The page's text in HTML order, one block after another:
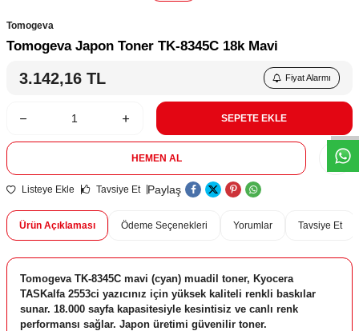
W
h
t
s
a
p
p
D
e
s
e
H
a
t
t
Tomogeva
Tomogeva Japon Toner TK-8345C 18k Mavi
3.142,16 TL Fiyat Alarmı
SEPETE EKLE
HEMEN AL
Listeye Ekle Tavsiye Et Paylaş
Ürün Açıklaması Ödeme Seçenekleri Yorumlar Tavsiye Et
Tomogeva TK-8345C mavi (cyan) muadil toner, Kyocera
TASKalfa 2553ci yazıcınız için yüksek kaliteli renkli baskılar
sunar. 18.000 sayfa kapasitesiyle kesintisiz ve canlı renk
performansı sağlar. Japon üretimi güvenilir toner.